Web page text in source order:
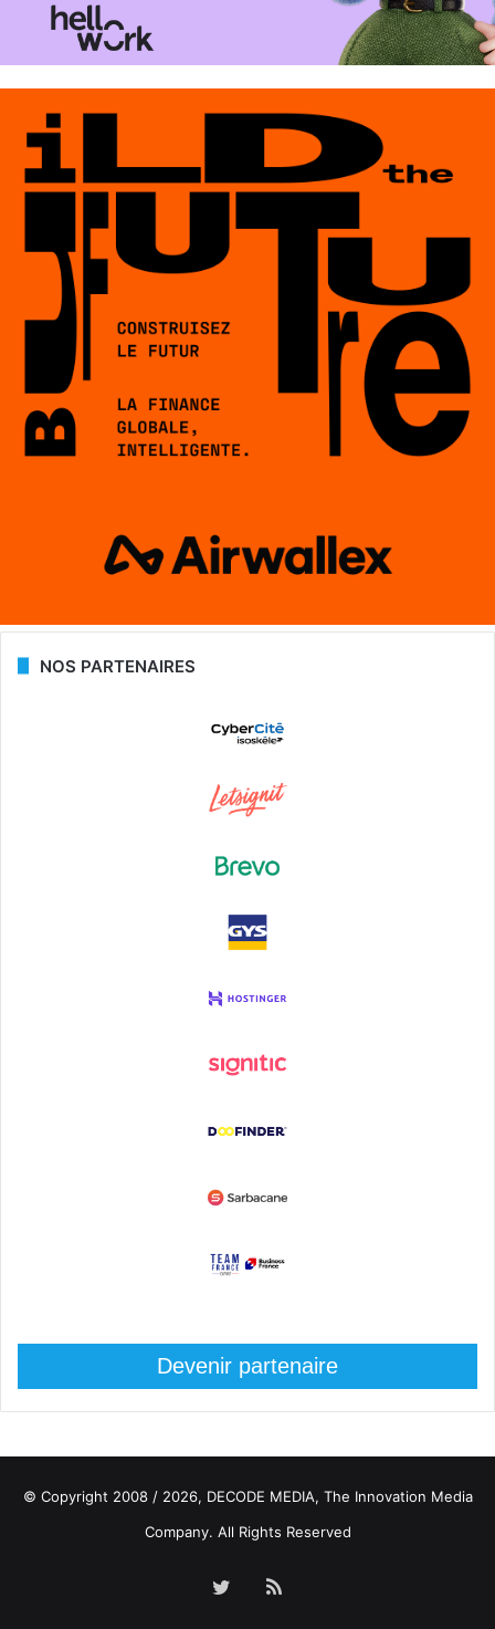
NOS PARTENAIRES
Devenir partenaire
© Copyright 2008 / 2026, DECODE MEDIA, The Innovation Media
Company. All Rights Reserved
TwitterRSS